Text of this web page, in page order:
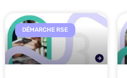
DÉMARCHE RSE